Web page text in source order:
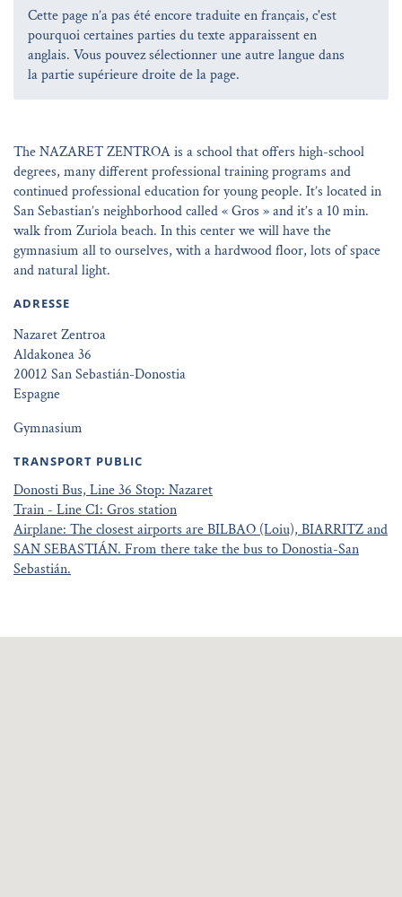
Cette page n’a pas été encore traduite en français, c'est
pourquoi certaines parties du texte apparaissent en
anglais. Vous pouvez sélectionner une autre langue dans
la partie supérieure droite de la page.
The NAZARET ZENTROA is a school that offers high-school
degrees, many different professional training programs and
continued professional education for young people. It’s located in
San Sebastian’s neighborhood called « Gros » and it’s a 10 min.
walk from Zuriola beach. In this center we will have the
gymnasium all to ourselves, with a hardwood floor, lots of space
and natural light.
ADRESSE
Nazaret Zentroa
Aldakonea 36
20012 San Sebastián-Donostia
Espagne
Gymnasium
TRANSPORT PUBLIC
Donosti Bus, Line 36 Stop: Nazaret
Train - Line C1: Gros station
Airplane: The closest airports are BILBAO (Loiu), BIARRITZ and
SAN SEBASTIÁN. From there take the bus to Donostia-San
Sebastián.